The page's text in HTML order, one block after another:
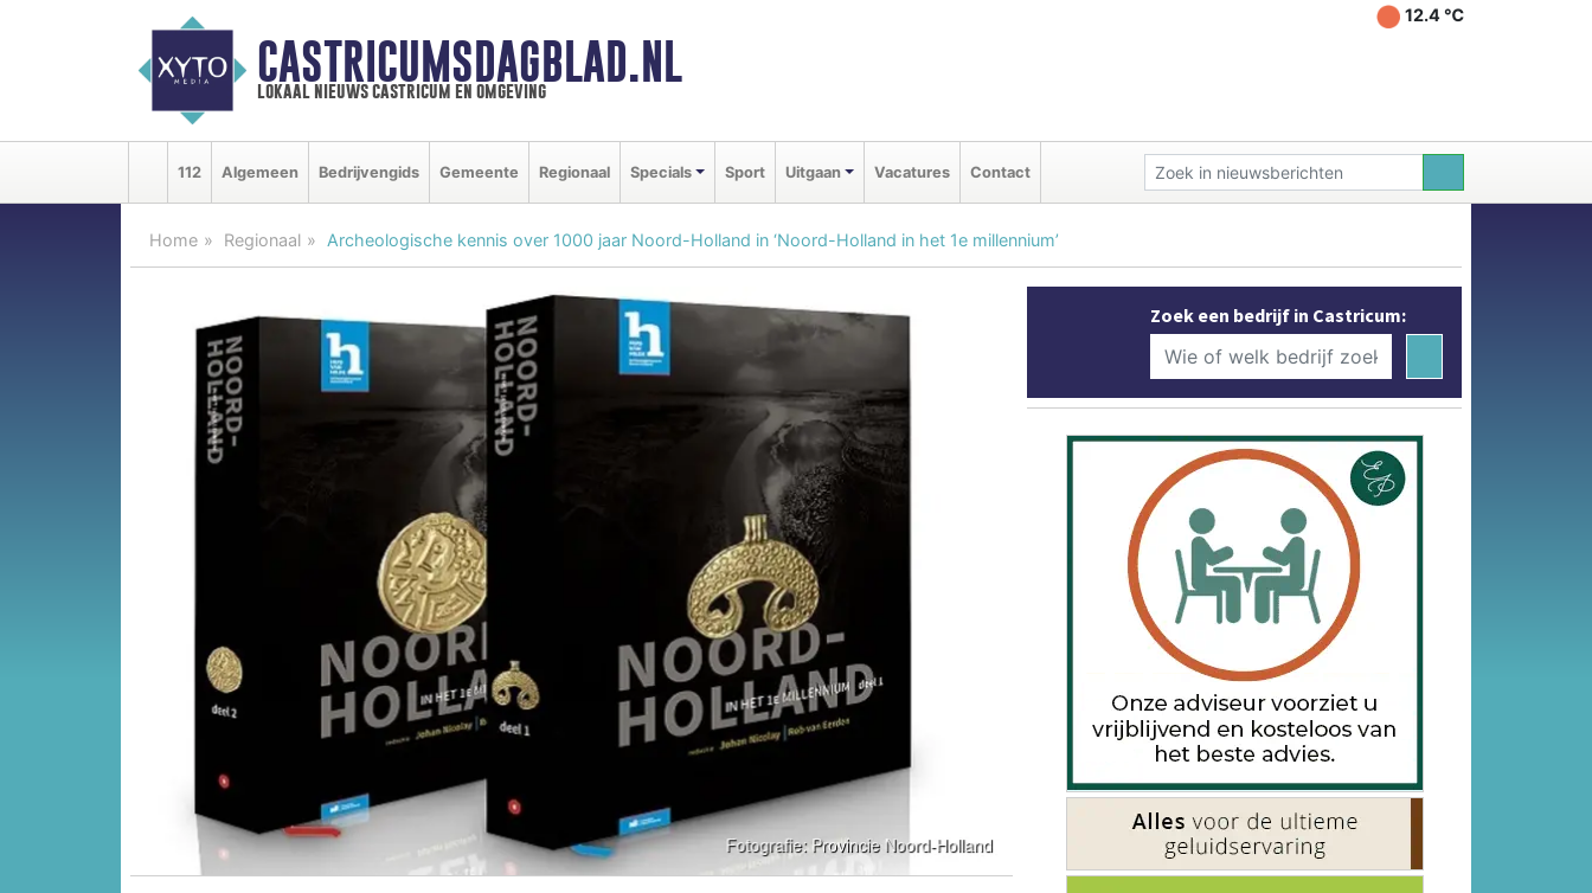
CASTRICUMSDAGBLAD.NL
lokaal nieuws castricum en omgeving
12.4 ℃
112 Algemeen Bedrijvengids Gemeente Regionaal Specials Sport Uitgaan Vacatures Contact
Home Regionaal Archeologische kennis over 1000 jaar Noord-Holland in ‘Noord-Holland in het 1e millennium’
Zoek een bedrijf in Castricum: